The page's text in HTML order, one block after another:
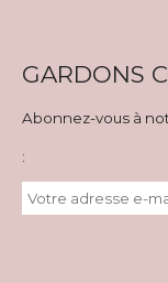
GARDONS
Abonnez-vous à
: